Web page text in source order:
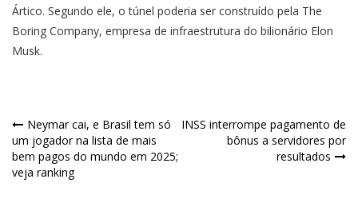
Ártico. Segundo ele, o túnel poderia ser construído pela The
Boring Company, empresa de infraestrutura do bilionário Elon
Musk.
Navegação
de
Post
Neymar cai, e Brasil tem só
um jogador na lista de mais
bem pagos do mundo em 2025;
veja ranking
INSS interrompe pagamento de
bônus a servidores por
resultados